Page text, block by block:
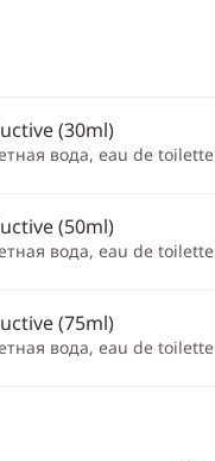
(30ml)
вода, eau de toilette
(50ml)
вода, eau de toilette
(75ml)
вода, eau de toilette